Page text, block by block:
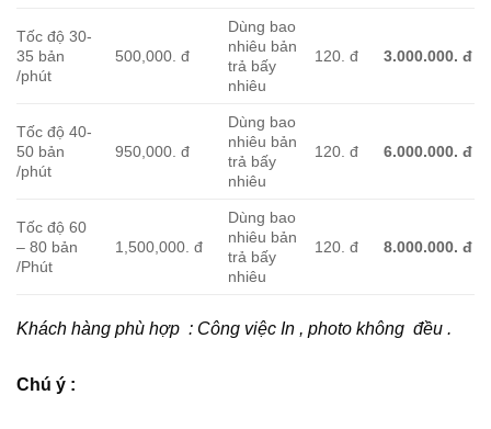
Tốc độ 30-
35 bản
/phút
500,000. đ
Dùng bao
nhiêu bản
trả bấy
nhiêu
120. đ 3.000.000. đ
Tốc độ 40-
50 bản
/phút
950,000. đ
Dùng bao
nhiêu bản
trả bấy
nhiêu
120. đ 6.000.000. đ
Tốc độ 60
– 80 bản
/Phút
1,500,000. đ
Dùng bao
nhiêu bản
trả bấy
nhiêu
120. đ 8.000.000. đ
Khách hàng phù hợp : Công việc In , photo không đều .
Chú ý :